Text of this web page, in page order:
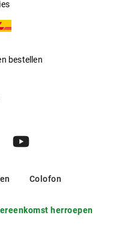
bestellen
Colofon
herroepen